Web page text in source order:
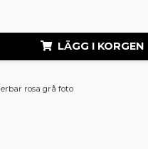
LÄGG I KORGEN
rosa grå foto